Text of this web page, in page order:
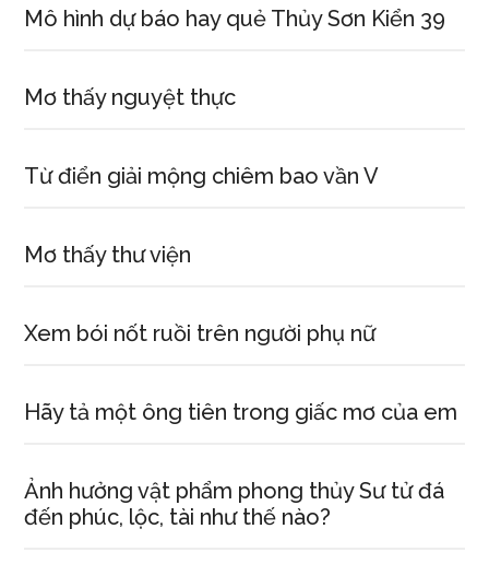
Mô hình dự báo hay quẻ Thủy Sơn Kiển 39
Mơ thấy nguyệt thực
Từ điển giải mộng chiêm bao vần V
Mơ thấy thư viện
Xem bói nốt ruồi trên người phụ nữ
Hãy tả một ông tiên trong giấc mơ của em
Ảnh hưởng vật phẩm phong thủy Sư tử đá
đến phúc, lộc, tài như thế nào?